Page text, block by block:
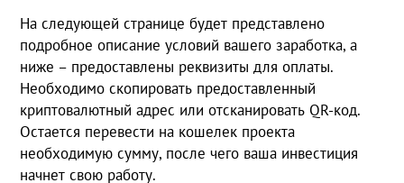
На следующей странице будет представлено
подробное описание условий вашего заработка, а
ниже – предоставлены реквизиты для оплаты.
Необходимо скопировать предоставленный
криптовалютный адрес или отсканировать QR-код.
Остается перевести на кошелек проекта
необходимую сумму, после чего ваша инвестиция
начнет свою работу.